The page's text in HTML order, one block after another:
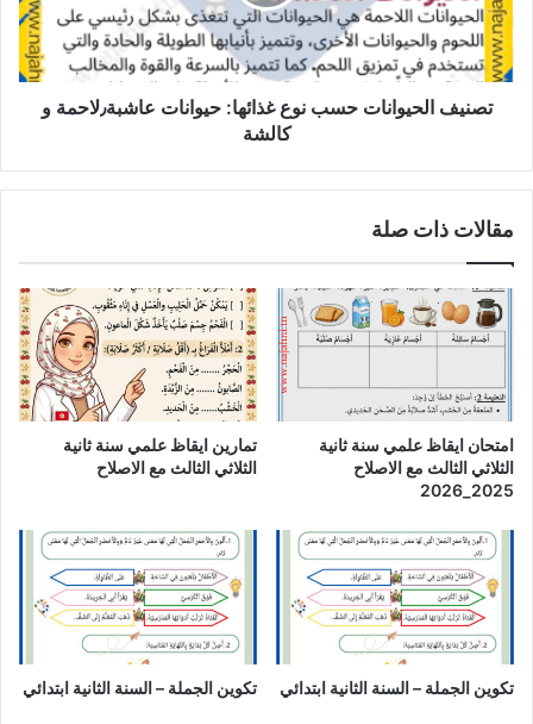
عاشبة٫لاحمة
و
كالشة
تصنيف الحيوانات حسب نوع غذائها: حيوانات عاشبة٫لاحمة و
كالشة
مقالات ذات صلة
امتحان ايقاظ علمي سنة ثانية
الثلاثي الثالث مع الاصلاح
2025_2026
تمارين ايقاظ علمي سنة ثانية
الثلاثي الثالث مع الاصلاح
تكوين الجملة – السنة الثانية ابتدائي تكوين الجملة – السنة الثانية ابتدائي